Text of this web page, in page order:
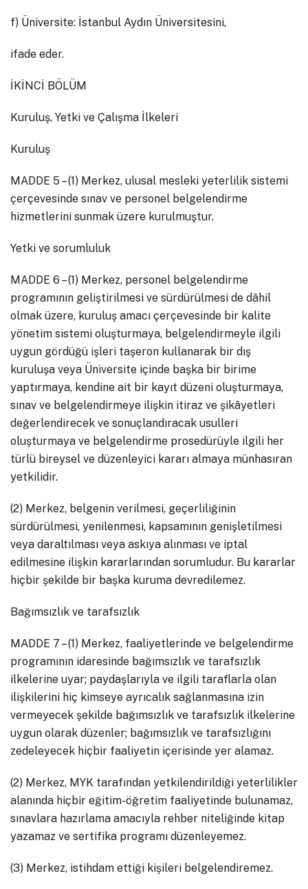
f) Üniversite: İstanbul Aydın Üniversitesini,
ifade eder.
İKİNCİ BÖLÜM
Kuruluş, Yetki ve Çalışma İlkeleri
Kuruluş
MADDE 5 – (1) Merkez, ulusal mesleki yeterlilik sistemi
çerçevesinde sınav ve personel belgelendirme
hizmetlerini sunmak üzere kurulmuştur.
Yetki ve sorumluluk
MADDE 6 – (1) Merkez, personel belgelendirme
programının geliştirilmesi ve sürdürülmesi de dâhil
olmak üzere, kuruluş amacı çerçevesinde bir kalite
yönetim sistemi oluşturmaya, belgelendirmeyle ilgili
uygun gördüğü işleri taşeron kullanarak bir dış
kuruluşa veya Üniversite içinde başka bir birime
yaptırmaya, kendine ait bir kayıt düzeni oluşturmaya,
sınav ve belgelendirmeye ilişkin itiraz ve şikâyetleri
değerlendirecek ve sonuçlandıracak usulleri
oluşturmaya ve belgelendirme prosedürüyle ilgili her
türlü bireysel ve düzenleyici kararı almaya münhasıran
yetkilidir.
(2) Merkez, belgenin verilmesi, geçerliliğinin
sürdürülmesi, yenilenmesi, kapsamının genişletilmesi
veya daraltılması veya askıya alınması ve iptal
edilmesine ilişkin kararlarından sorumludur. Bu kararlar
hiçbir şekilde bir başka kuruma devredilemez.
Bağımsızlık ve tarafsızlık
MADDE 7 – (1) Merkez, faaliyetlerinde ve belgelendirme
programının idaresinde bağımsızlık ve tarafsızlık
ilkelerine uyar; paydaşlarıyla ve ilgili taraflarla olan
ilişkilerini hiç kimseye ayrıcalık sağlanmasına izin
vermeyecek şekilde bağımsızlık ve tarafsızlık ilkelerine
uygun olarak düzenler; bağımsızlık ve tarafsızlığını
zedeleyecek hiçbir faaliyetin içerisinde yer alamaz.
(2) Merkez, MYK tarafından yetkilendirildiği yeterlilikler
alanında hiçbir eğitim-öğretim faaliyetinde bulunamaz,
sınavlara hazırlama amacıyla rehber niteliğinde kitap
yazamaz ve sertifika programı düzenleyemez.
(3) Merkez, istihdam ettiği kişileri belgelendiremez.